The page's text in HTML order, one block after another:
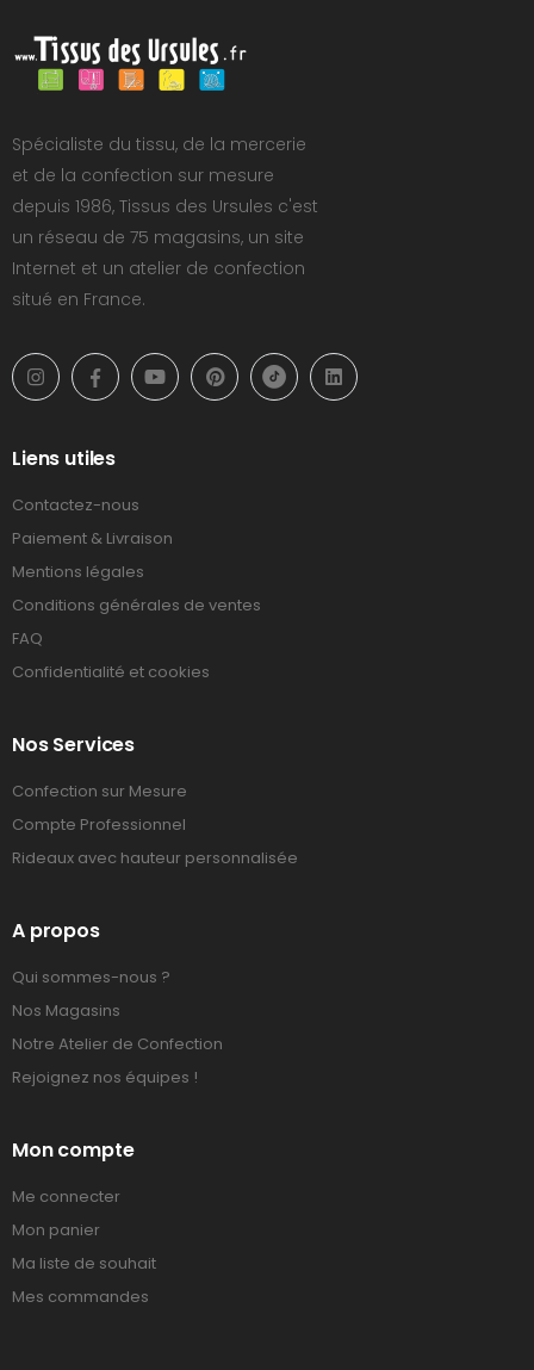
Spécialiste du tissu, de la mercerie
et de la confection sur mesure
depuis 1986, Tissus des Ursules c'est
un réseau de 75 magasins, un site
Internet et un atelier de confection
situé en France.
Liens utiles
Contactez-nous
Paiement & Livraison
Mentions légales
Conditions générales de ventes
FAQ
Confidentialité et cookies
Nos Services
Confection sur Mesure
Compte Professionnel
Rideaux avec hauteur personnalisée
A propos
Qui sommes-nous ?
Nos Magasins
Notre Atelier de Confection
Rejoignez nos équipes !
Mon compte
Me connecter
Mon panier
Ma liste de souhait
Mes commandes